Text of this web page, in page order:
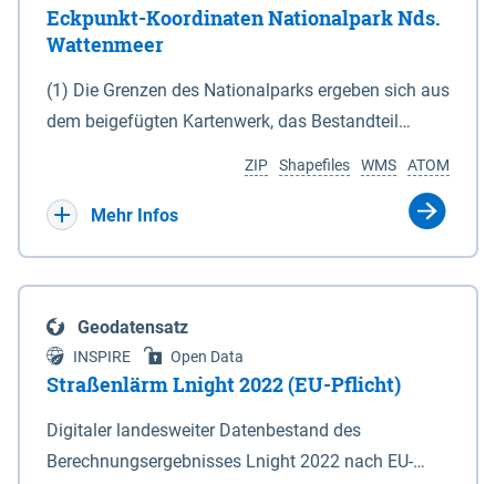
Eckpunkt-Koordinaten Nationalpark Nds.
Wattenmeer
(1) Die Grenzen des Nationalparks ergeben sich aus
dem beigefügten Kartenwerk, das Bestandteil
(DTK) im Maßstab 1 : 100 000 (Anlage 2), 2.
verkleinerte Amtliche Karte 1 : 5 000 (AK5) im
projizierte Koordinaten im Europäischen
Terrestrischen Referenzsystem 1989 (ETRS 89) mit
der Universalen Transversalen Mercator-Abbildung
bezogen auf die Zone 32 N (UTM 32N) dargestellt
(Anlage 4); Gleiches gilt für die geografischen
ATOM
WMS
Shapefiles
ZIP
Mehr Infos
Geodatensatz
INSPIRE Open Data
Straßenlärm Lnight 2022 (EU-Pflicht)
Digitaler landesweiter Datenbestand des
Berechnungsergebnisses Lnight 2022 nach EU-